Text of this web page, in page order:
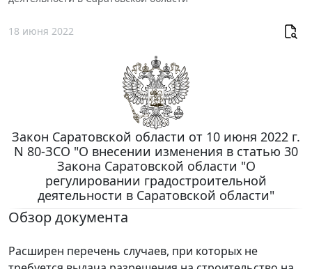
18 июня 2022
Закон Саратовской области от 10 июня 2022 г.
N 80-ЗСО "О внесении изменения в статью 30
Закона Саратовской области "О
регулировании градостроительной
деятельности в Саратовской области"
Обзор документа
Расширен перечень случаев, при которых не